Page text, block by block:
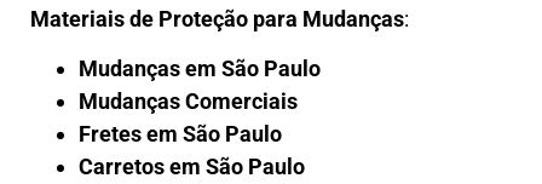
Materiais de Proteção para Mudanças:
Mudanças em São Paulo
Mudanças Comerciais
Fretes em São Paulo
Carretos em São Paulo